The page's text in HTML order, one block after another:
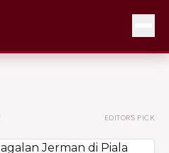
EDITOR'S PICK